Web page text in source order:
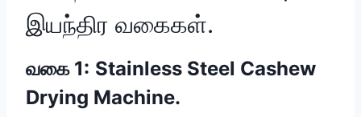
இயந்திர வகைகள்.
வகை 1: Stainless Steel Cashew
Drying Machine.